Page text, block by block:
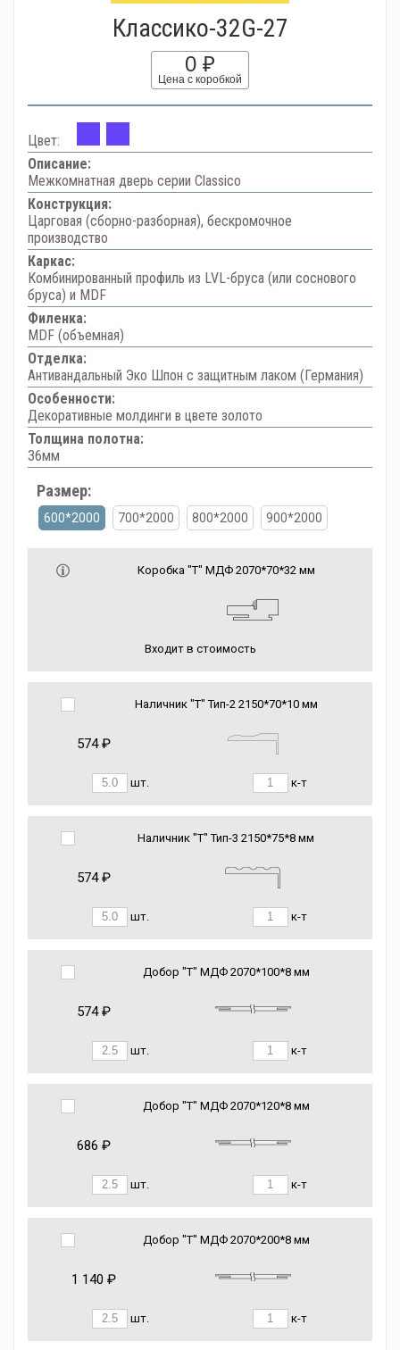
Классико-32G-27
0 ₽
Цена с коробкой
Цвет:
Описание:
Межкомнатная дверь серии Classico
Конструкция:
Царговая (сборно-разборная), бескромочное
производство
Каркас:
Комбинированный профиль из LVL-бруса (или соснового
бруса) и MDF
Филенка:
MDF (объемная)
Отделка:
Антивандальный Эко Шпон с защитным лаком (Германия)
Особенности:
Декоративные молдинги в цвете золото
Толщина полотна:
36мм
Размер:
600*2000 700*2000 800*2000 900*2000
Коробка "Т" МДФ 2070*70*32 мм
Входит в стоимость
Наличник "Т" Тип-2 2150*70*10 мм
574 ₽
шт. к-т
Наличник "Т" Тип-3 2150*75*8 мм
574 ₽
шт. к-т
Добор "Т" МДФ 2070*100*8 мм
574 ₽
шт. к-т
Добор "Т" МДФ 2070*120*8 мм
686 ₽
шт. к-т
Добор "Т" МДФ 2070*200*8 мм
1 140 ₽
шт. к-т